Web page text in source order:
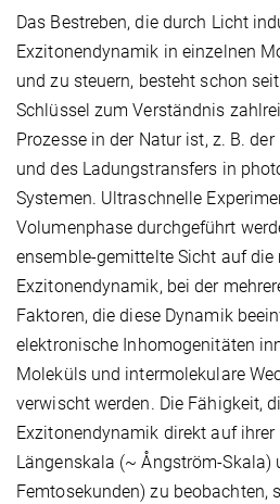
Das Bestreben, die durch Licht
Exzitonendynamik in einzelnen
und zu steuern, besteht schon
Schlüssel zum Verständnis
Prozesse in der Natur ist, z. B.
und des Ladungstransfers in
Systemen. Ultraschnelle
Volumenphase durchgeführt
ensemble-gemittelte Sicht auf die
Exzitonendynamik, bei der
Faktoren, die diese Dynamik
elektronische Inhomogenitäten
Moleküls und intermolekulare
verwischt werden. Die Fähigkeit,
Exzitonendynamik direkt auf
Längenskala (~ Ångström-Skala)
Femtosekunden) zu beobachten,